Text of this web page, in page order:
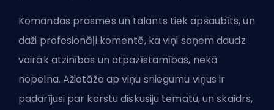
Komandas prasmes un talants tiek apšaubīts, un
daži profesionāļi komentē, ka viņi saņem daudz
vairāk atzinības un atpazīstamības, nekā
nopelna. Ažiotāža ap viņu sniegumu viņus ir
padarījusi par karstu diskusiju tematu, un skaidrs,